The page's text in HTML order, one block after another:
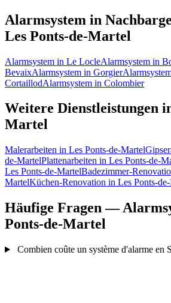
Alarmsystem in
Les Ponts-de-Martel
Alarmsystem in Le LocleAlarmsystem in
BevaixAlarmsystem in Gorgier
CortaillodAlarmsystem in Colombier
Weitere Dienstleistungen
Martel
Malerarbeiten in Les Ponts-de-Martel
de-MartelPlattenarbeiten in Les Ponts-de-
Les Ponts-de-MartelBadezimmer-
MartelKüchen-Renovation in Les Ponts-
Häufige Fragen —
Ponts-de-Martel
Combien coûte un système d'alarme en